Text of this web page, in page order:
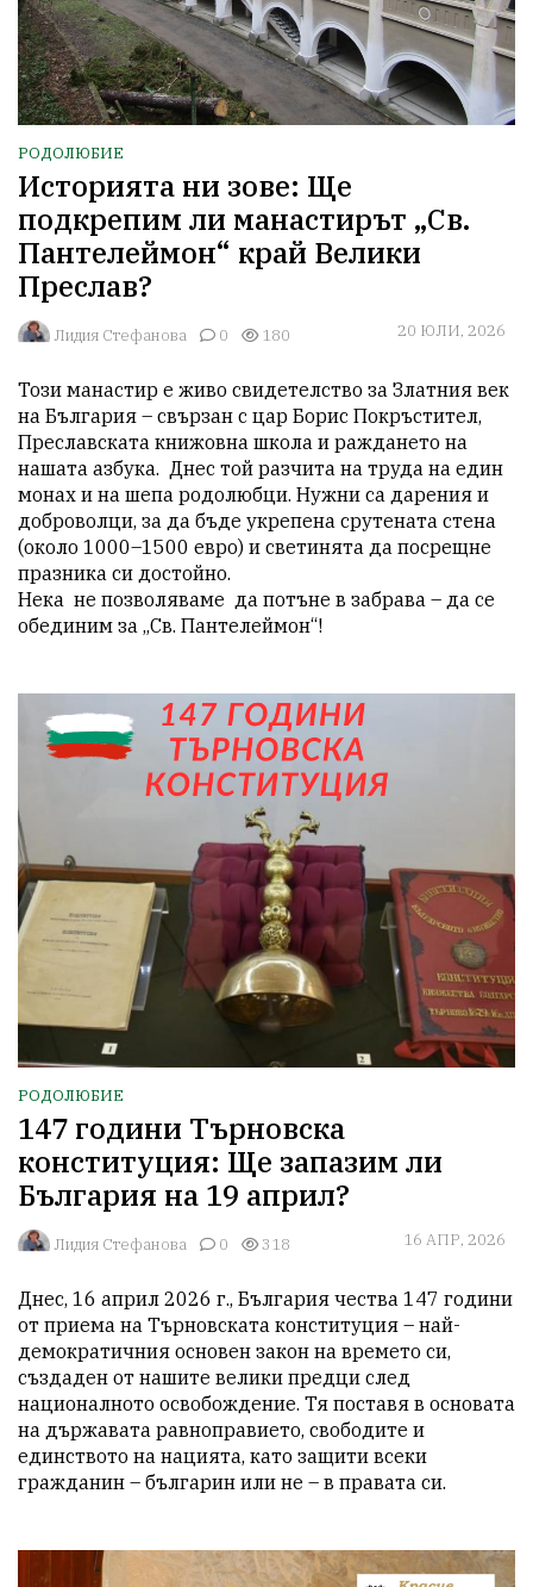
РОДОЛЮБИЕ
Историята ни зове: Ще
подкрепим ли манастирът „Св.
Пантелеймон“ край Велики
Преслав?
Лидия Стефанова 0 180 20 ЮЛИ, 2026
Този манастир е живо свидетелство за Златния век
на България – свързан с цар Борис Покръстител,
Преславската книжовна школа и раждането на
нашата азбука.  Днес той разчита на труда на един
монах и на шепа родолюбци. Нужни са дарения и
доброволци, за да бъде укрепена срутената стена
(около 1000–1500 евро) и светинята да посрещне
празника си достойно.
Нека  не позволяваме  да потъне в забрава – да се
РОДОЛЮБИЕ
147 години Търновска
конституция: Ще запазим ли
България на 19 април?
Лидия Стефанова 0 318 16 АПР, 2026
Днес, 16 април 2026 г., България чества 147 години
от приема на Търновската конституция – най-
демократичния основен закон на времето си,
създаден от нашите велики предци след
националното освобождение. Тя поставя в основата
на държавата равноправието, свободите и
единството на нацията, като защити всеки
гражданин – българин или не – в правата си.